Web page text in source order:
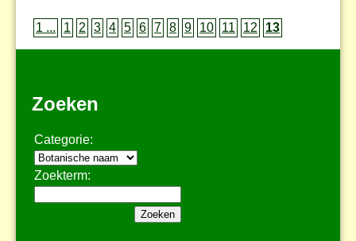
1 ... 1 2 3 4 5 6 7 8 9 10 11 12 13
Zoeken
Categorie:
Zoekterm: